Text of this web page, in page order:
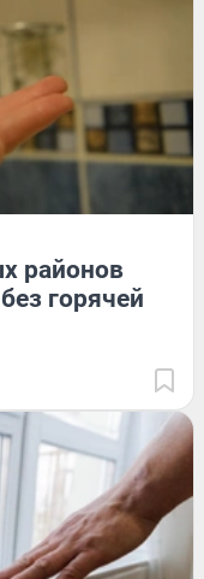
районов
горячей